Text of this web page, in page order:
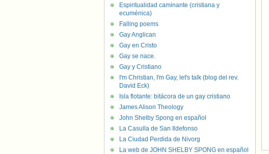
Espiritualidad caminante (cristiana y
ecuménica)
Falling poems
Gay Anglican
Gay en Cristo
Gay se nace.
Gay y Cristiano
I'm Christian, I'm Gay, let's talk (blog del rev.
David Eck)
Isla flotante: bitácora de un gay cristiano
James Alison Theology
John Shelby Spong en español
La Casulla de San Ildefonso
La Ciudad Perdida de Nivorg
La web de JOHN SHELBY SPONG en español